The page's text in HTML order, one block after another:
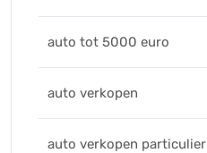
auto tot 5000 euro
auto verkopen
auto verkopen particulier